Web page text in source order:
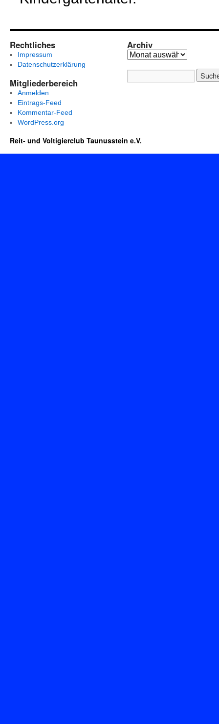
Rechtliches
Impressum
Datenschutzerklärung
Mitgliederbereich
Anmelden
Eintrags-Feed
Kommentar-Feed
WordPress.org
Archiv
Reit- und Voltigierclub Taunusstein e.V.